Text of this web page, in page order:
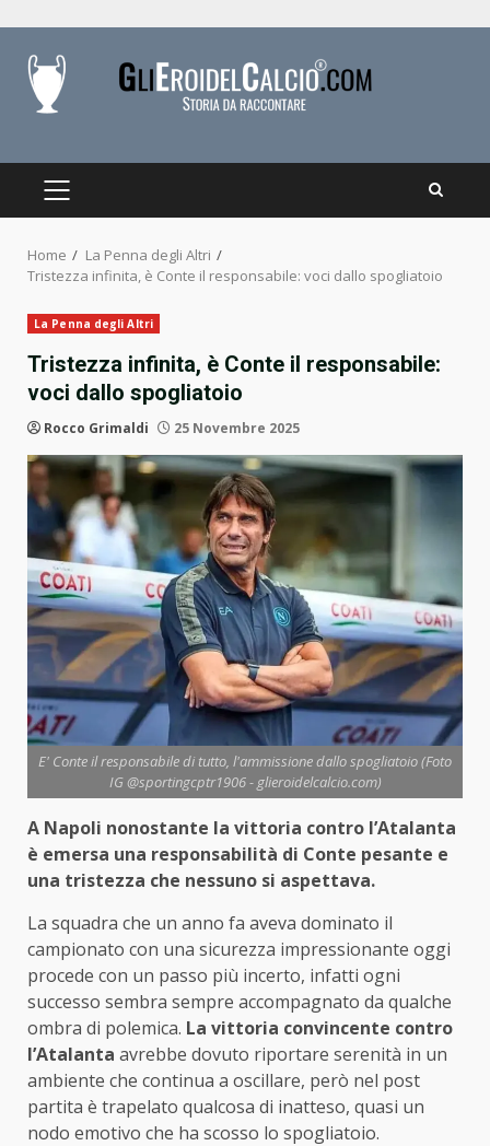
content
PRIMARY
Home
La Penna degli Altri
Tristezza infinita, è Conte il responsabile: voci dallo spogliatoio
La Penna degli Altri
Tristezza infinita, è Conte il responsabile:
voci dallo spogliatoio
Rocco Grimaldi 25 Novembre 2025
E' Conte il responsabile di tutto, l'ammissione dallo spogliatoio (Foto
IG @sportingcptr1906 - glieroidelcalcio.com)
A Napoli nonostante la vittoria contro l’Atalanta
è emersa una responsabilità di Conte pesante e
una tristezza che nessuno si aspettava.
La squadra che un anno fa aveva dominato il
campionato con una sicurezza impressionante oggi
procede con un passo più incerto, infatti ogni
successo sembra sempre accompagnato da qualche
ombra di polemica. La vittoria convincente contro
l’Atalanta avrebbe dovuto riportare serenità in un
ambiente che continua a oscillare, però nel post
partita è trapelato qualcosa di inatteso, quasi un
nodo emotivo che ha scosso lo spogliatoio.